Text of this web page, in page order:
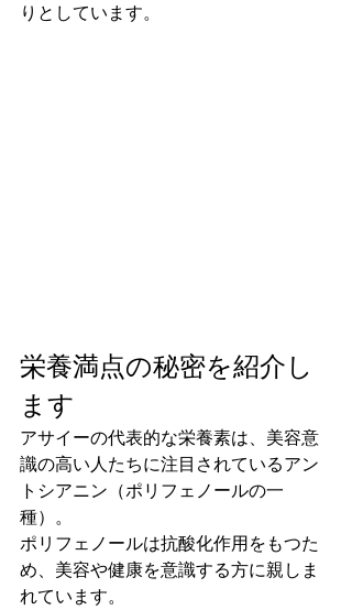
りとしています。
栄養満点の秘密を紹介し
ます
アサイーの代表的な栄養素は、美容意
識の高い人たちに注目されているアン
トシアニン（ポリフェノールの一
種）。
ポリフェノールは抗酸化作用をもつた
め、美容や健康を意識する方に親しま
れています。